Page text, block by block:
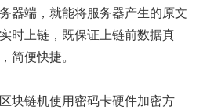
器端，就能将服务器产生的原文
时上链，既保证上链前数据真
简便快捷。
块链机使用密码卡硬件加密方